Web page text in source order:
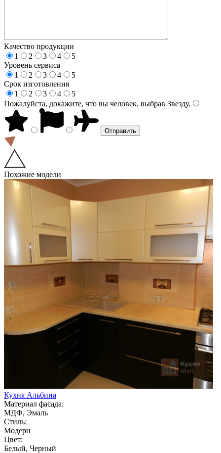
Качество продукции
1
2 3 4
5
Уровень сервиса
1
2 3 4
5
Срок изготовления
1
2 3 4
5
Пожалуйста, докажите, что вы человек, выбрав Звезду.
Похожие модели
Кухня Альбина
Материал фасада:
МДФ, Эмаль
Стиль:
Модерн
Цвет:
Белый, Черный